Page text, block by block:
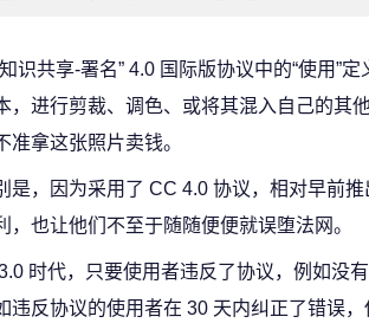
识共享-署名” 4.0 国际版协议中的“使用”
，进行剪裁、调色、或将其混入自己的其
准拿这张照片卖钱。
是，因为采用了 CC 4.0 协议，相对早前
，也让他们不至于随随便便就误堕法网。
时代，只要使用者违反了协议，例如没
违反协议的使用者在 30 天内纠正了错误